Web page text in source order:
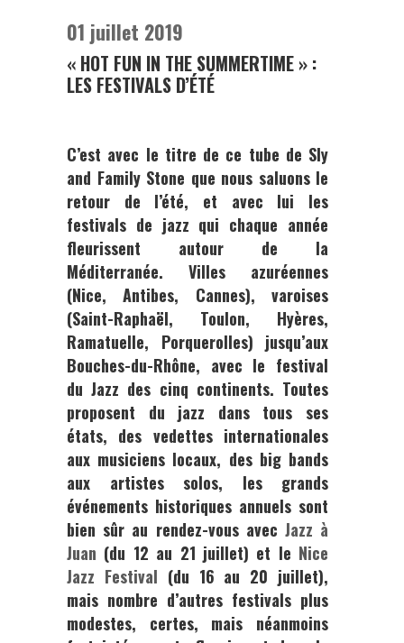
01 juillet 2019
« HOT FUN IN THE SUMMERTIME » :
LES FESTIVALS D’ÉTÉ
C’est avec le titre de ce tube de Sly
and Family Stone que nous saluons le
retour de l’été, et avec lui les
festivals de jazz qui chaque année
fleurissent autour de la
Méditerranée. Villes azuréennes
(Nice, Antibes, Cannes), varoises
(Saint-Raphaël, Toulon, Hyères,
Ramatuelle, Porquerolles) jusqu’aux
Bouches-du-Rhône, avec le festival
du Jazz des cinq continents. Toutes
proposent du jazz dans tous ses
états, des vedettes internationales
aux musiciens locaux, des big bands
aux artistes solos, les grands
événements historiques annuels sont
bien sûr au rendez-vous avec Jazz à
Juan (du 12 au 21 juillet) et le Nice
Jazz Festival (du 16 au 20 juillet),
mais nombre d’autres festivals plus
modestes, certes, mais néanmoins